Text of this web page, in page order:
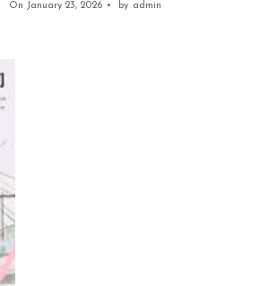
On January 23, 2026 by admin